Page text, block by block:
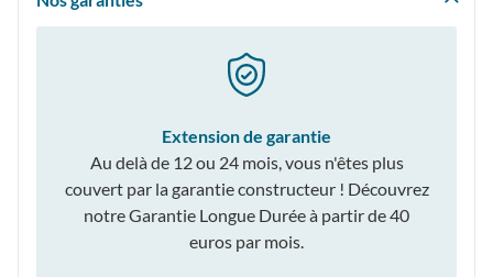
Extension de garantie
Au delà de 12 ou 24 mois, vous n'êtes plus
couvert par la garantie constructeur ! Découvrez
notre Garantie Longue Durée à partir de 40
euros par mois.